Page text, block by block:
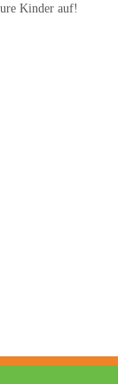
Kinder auf!